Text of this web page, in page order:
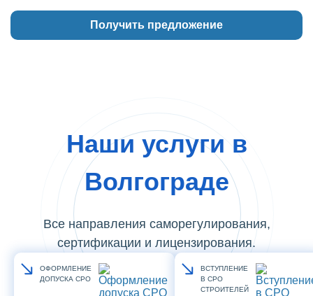
Наши услуги в
Волгограде
Все направления саморегулирования,
сертификации и лицензирования.
ОФОРМЛЕНИЕ
ДОПУСКА СРО
ВСТУПЛЕНИЕ
В СРО
СТРОИТЕЛЕЙ